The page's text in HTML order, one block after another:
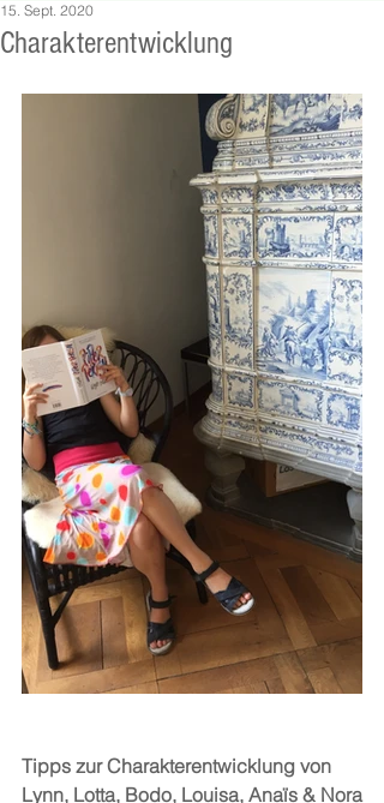
Charakterentwicklung
15. Sept. 2020
Tipps zur Charakterentwicklung von
Lynn, Lotta, Bodo, Louisa, Anaïs & Nora